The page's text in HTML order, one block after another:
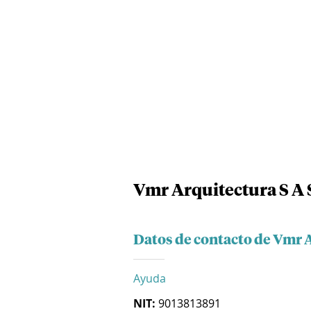
Vmr Arquitectura S A
Datos de contacto de Vmr
Ayuda
NIT: 9013813891